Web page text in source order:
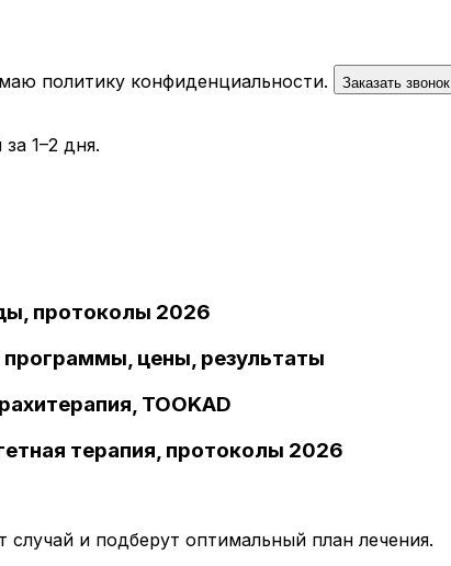
политику конфиденциальности. Заказать звонок
1–2 дня.
протоколы 2026
цены, результаты
TOOKAD
терапия, протоколы 2026
и подберут оптимальный план лечения.